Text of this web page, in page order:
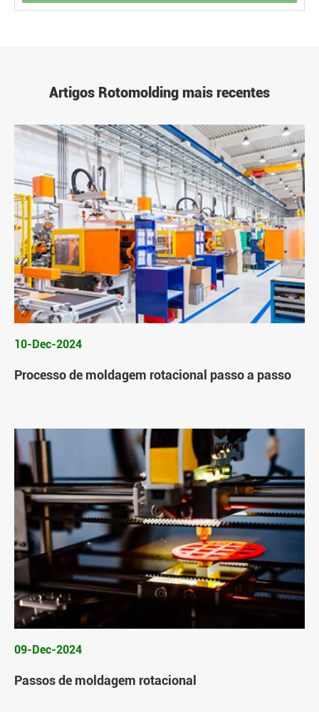
Artigos Rotomolding mais recentes
10-Dec-2024
Processo de moldagem rotacional passo a passo
09-Dec-2024
Passos de moldagem rotacional